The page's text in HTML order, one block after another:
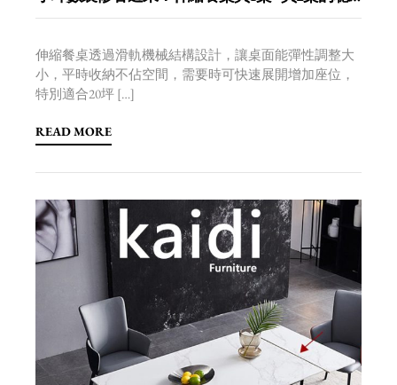
伸縮餐桌透過滑軌機械結構設計，讓桌面能彈性調整大
小，平時收納不佔空間，需要時可快速展開增加座位，
特別適合20坪 […]
READ MORE